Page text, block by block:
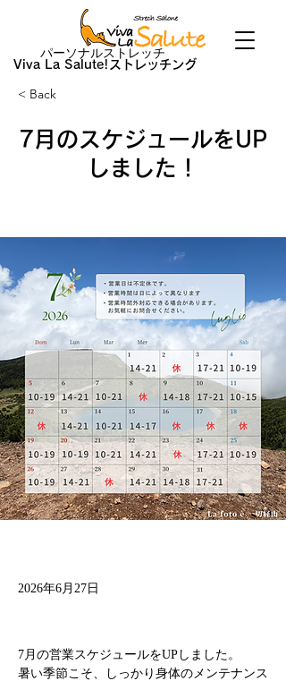
Viva La Salute!ストレッチング
パーソナルストレッチ
< Back
7月のスケジュールをUP
しました！
2026年6月27日
7月の営業スケジュールをUPしました。
暑い季節こそ、しっかり身体のメンテナンス